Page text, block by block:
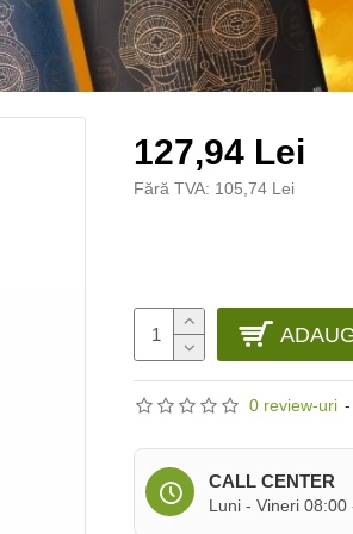
0 review-uri -
127,94 Lei
Fără TVA: 105,74 Lei
CALL CENTER
Luni - Vineri 08:00